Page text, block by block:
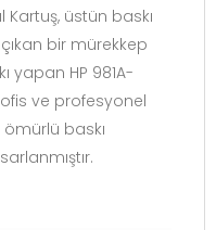
Kartuş, üstün baskı
çıkan bir mürekkep
yapan HP 981A-
ofis ve profesyonel
baskı